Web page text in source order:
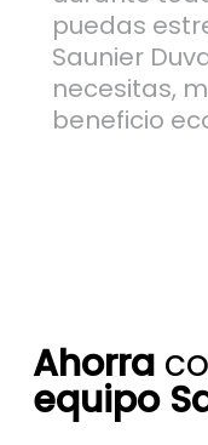
puedas
Saunier
necesitas,
beneficio
Ahorra
equipo